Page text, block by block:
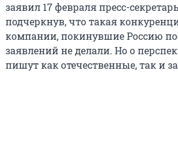
заявил 17 февраля пресс-
подчеркнув, что такая
компании, покинувшие Россию
заявлений не делали. Но о
пишут как отечественные, так и